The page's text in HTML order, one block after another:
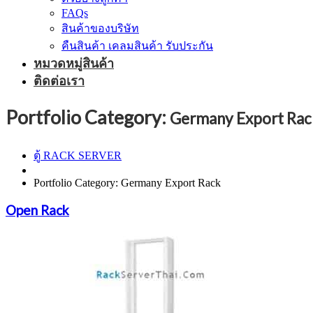
FAQs
สินค้าของบริษัท
คืนสินค้า เคลมสินค้า รับประกัน
หมวดหมู่สินค้า
ติดต่อเรา
Portfolio Category: Germany Export
ตู้ RACK SERVER
Portfolio Category: Germany Export Rack
Open Rack